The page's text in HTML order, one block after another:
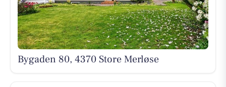
Bygaden 80, 4370 Store Merløse